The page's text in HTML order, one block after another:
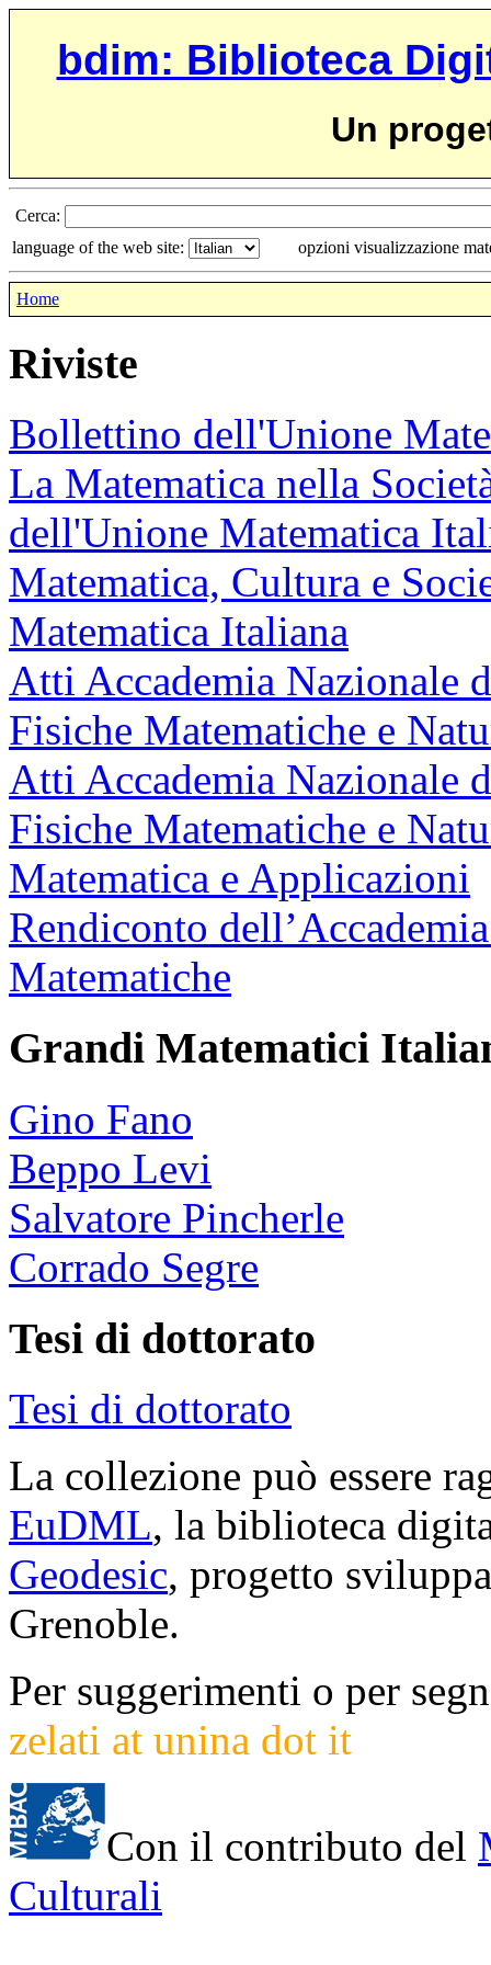
bdim: Biblioteca
Un
Cerca:
language of the web site:
opzioni visualizzazione
Home
Riviste
Bollettino dell'Unione
La Matematica nella
dell'Unione Matematica
Matematica, Cultura e
Matematica Italiana
Atti Accademia Nazionale
Fisiche Matematiche e
Atti Accademia Nazionale
Fisiche Matematiche e
Matematica e Applicazioni
Rendiconto
Matematiche
Grandi Matematici
Gino Fano
Beppo Levi
Salvatore Pincherle
Corrado Segre
Tesi di dottorato
Tesi di dottorato
La collezione può essere
EuDML, la biblioteca
Geodesic, progetto
Grenoble.
Per suggerimenti o per
zelati at unina dot it
Con il contributo del
Culturali